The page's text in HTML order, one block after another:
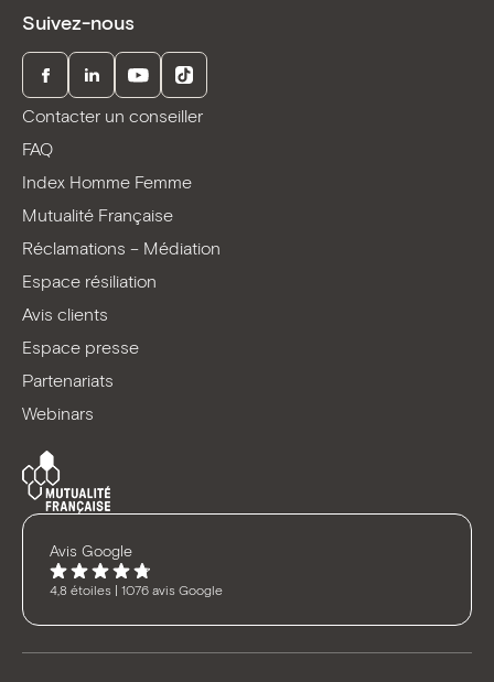
Suivez-nous
FacebookLinkedInYoutubeTikTok
Contacter un conseiller
FAQ
Index Homme Femme
Mutualité Française
Réclamations – Médiation
Espace résiliation
Avis clients
Espace presse
Partenariats
Webinars
Avis Google
4,8 étoiles | 1076 avis Google